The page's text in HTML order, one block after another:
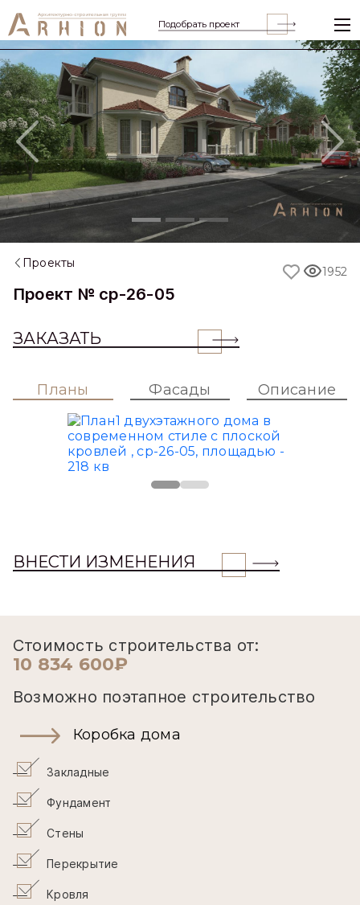
Подобрать проект
Previous
Проекты
Проект № cp-26-05
ЗАКАЗАТЬ
1952
Планы Фасады Описание
ВНЕСТИ ИЗМЕНЕНИЯ
Стоимость строительства от:
10 834 600₽
Возможно поэтапное строительство
Коробка дома
Закладные
Фундамент
Стены
Перекрытие
Кровля